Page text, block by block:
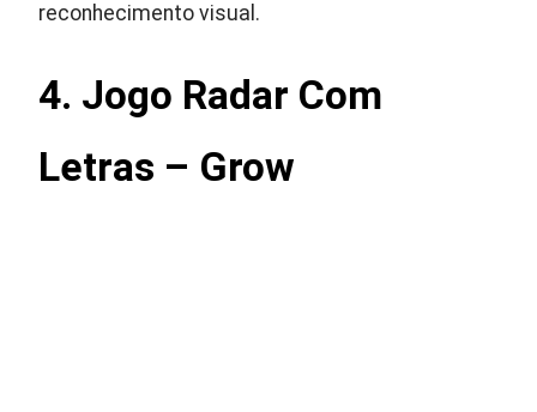
reconhecimento visual.
4. Jogo Radar Com
Letras – Grow